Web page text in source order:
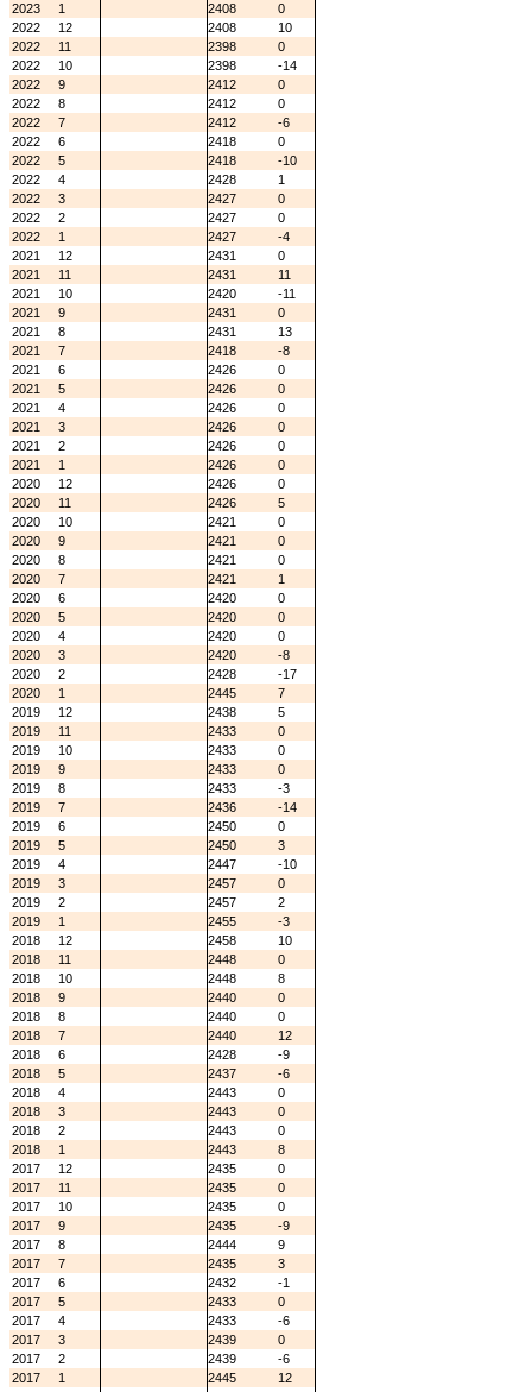
2023
1 2408
0
2022
12 2408
10
2022
11 2398
0
2022
10 2398
-14
2022
9 2412
0
2022
8 2412
0
2022
7 2412
-6
2022
6 2418
0
2022
5 2418
-10
2022
4 2428
1
2022
3 2427
0
2022
2 2427
0
2022
1 2427
-4
2021
12 2431
0
2021
11 2431
11
2021
10 2420
-11
2021
9 2431
0
2021
8 2431
13
2021
7 2418
-8
2021
6 2426
0
2021
5 2426
0
2021
4 2426
0
2021
3 2426
0
2021
2 2426
0
2021
1 2426
0
2020
12 2426
0
2020
11 2426
5
2020
10 2421
0
2020
9 2421
0
2020
8 2421
0
2020
7 2421
1
2020
6 2420
0
2020
5 2420
0
2020
4 2420
0
2020
3 2420
-8
2020
2 2428
-17
2020
1 2445
7
2019
12 2438
5
2019
11 2433
0
2019
10 2433
0
2019
9 2433
0
2019
8 2433
-3
2019
7 2436
-14
2019
6 2450
0
2019
5 2450
3
2019
4 2447
-10
2019
3 2457
0
2019
2 2457
2
2019
1 2455
-3
2018
12 2458
10
2018
11 2448
0
2018
10 2448
8
2018
9 2440
0
2018
8 2440
0
2018
7 2440
12
2018
6 2428
-9
2018
5 2437
-6
2018
4 2443
0
2018
3 2443
0
2018
2 2443
0
2018
1 2443
8
2017
12 2435
0
2017
11 2435
0
2017
10 2435
0
2017
9 2435
-9
2017
8 2444
9
2017
7 2435
3
2017
6 2432
-1
2017
5 2433
0
2017
4 2433
-6
2017
3 2439
0
2017
2 2439
-6
2017
1 2445
12